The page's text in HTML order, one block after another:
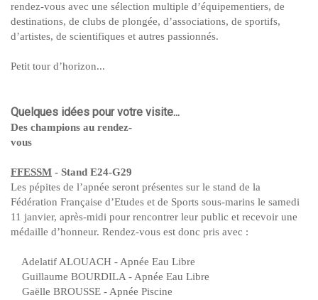
rendez-vous avec une sélection multiple d’équipementiers, de
destinations, de clubs de plongée, d’associations, de sportifs,
d’artistes, de scientifiques et autres passionnés.
Petit tour d’horizon...
Quelques idées pour votre visite...
Des champions au rendez-
vous
FFESSM - Stand E24-G29
Les pépites de l’apnée seront présentes sur le stand de la
Fédération Française d’Etudes et de Sports sous-marins le samedi
11 janvier, après-midi pour rencontrer leur public et recevoir une
médaille d’honneur. Rendez-vous est donc pris avec :
Adelatif ALOUACH - Apnée Eau Libre
Guillaume BOURDILA - Apnée Eau Libre
Gaëlle BROUSSE - Apnée Piscine